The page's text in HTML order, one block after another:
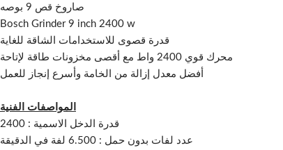
صاروخ قص 9 بوصه
Bosch Grinder 9 inch 2400 w
قدرة قصوى للاستخدامات الشاقة للغاية
محرك قوي 2400 واط مع أقصى مخزونات طاقة لإتاحة
أفضل معدل إزالة من الخامة وأسرع إنجاز للعمل
المواصفات الفنية
قدرة الدخل الاسمية : 2400
عدد لفات بدون حمل : 6.500 لفة في الدقيقة